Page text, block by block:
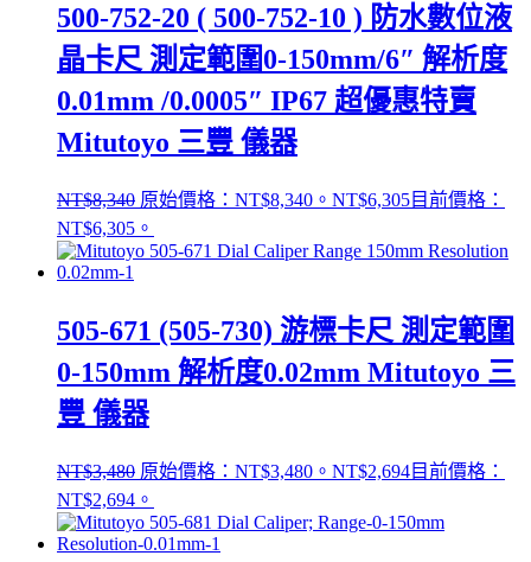
500-752-20 ( 500-752-10 ) 防水數位液
晶卡尺 測定範圍0-150mm/6″ 解析度
0.01mm /0.0005″ IP67 超優惠特賣
Mitutoyo 三豐 儀器
NT$8,340 原始價格：NT$8,340。 NT$6,305目前價格：
NT$6,305。
505-671 (505-730) 游標卡尺 測定範圍
0-150mm 解析度0.02mm Mitutoyo 三
豐 儀器
NT$3,480 原始價格：NT$3,480。 NT$2,694目前價格：
NT$2,694。